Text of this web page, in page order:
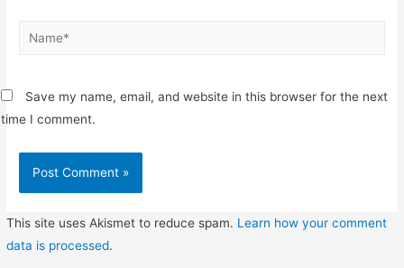
Name*
Save my name, email, and website in this browser for the next
time I comment.
This site uses Akismet to reduce spam. Learn how your comment
data is processed.